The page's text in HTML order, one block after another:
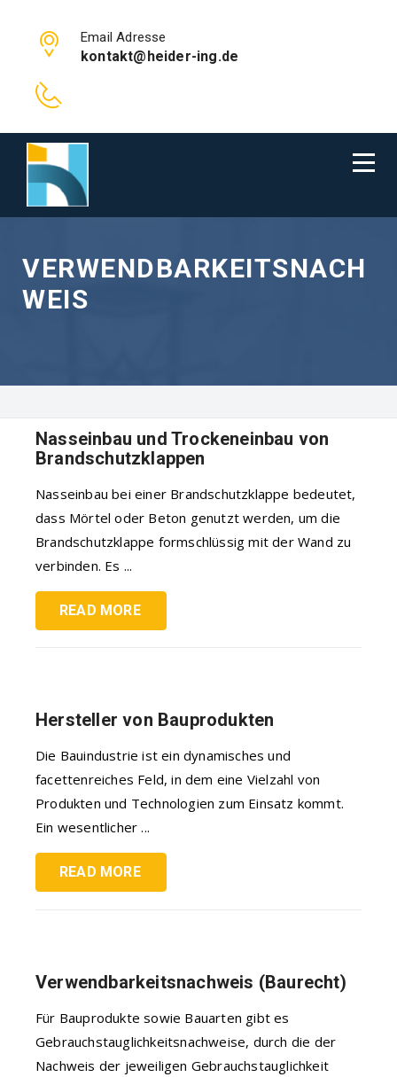
Email Adresse
kontakt@heider-ing.de
VERWENDBARKEITSNACH
WEIS
Nasseinbau und Trockeneinbau von
Brandschutzklappen
Nasseinbau bei einer Brandschutzklappe bedeutet,
dass Mörtel oder Beton genutzt werden, um die
Brandschutzklappe formschlüssig mit der Wand zu
verbinden. Es ...
READ MORE
Hersteller von Bauprodukten
Die Bauindustrie ist ein dynamisches und
facettenreiches Feld, in dem eine Vielzahl von
Produkten und Technologien zum Einsatz kommt.
Ein wesentlicher ...
READ MORE
Verwendbarkeitsnachweis (Baurecht)
Für Bauprodukte sowie Bauarten gibt es
Gebrauchstauglichkeitsnachweise, durch die der
Nachweis der jeweiligen Gebrauchstauglichkeit